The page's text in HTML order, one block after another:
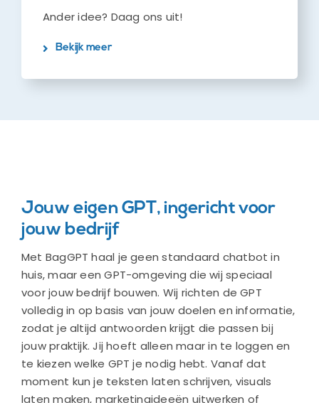
Ander idee? Daag ons uit!
Bekijk meer
Jouw eigen GPT, ingericht voor
jouw bedrijf
Met BagGPT haal je geen standaard chatbot in
huis, maar een GPT-omgeving die wij speciaal
voor jouw bedrijf bouwen. Wij richten de GPT
volledig in op basis van jouw doelen en informatie,
zodat je altijd antwoorden krijgt die passen bij
jouw praktijk. Jij hoeft alleen maar in te loggen en
te kiezen welke GPT je nodig hebt. Vanaf dat
moment kun je teksten laten schrijven, visuals
laten maken, marketingideeën uitwerken of